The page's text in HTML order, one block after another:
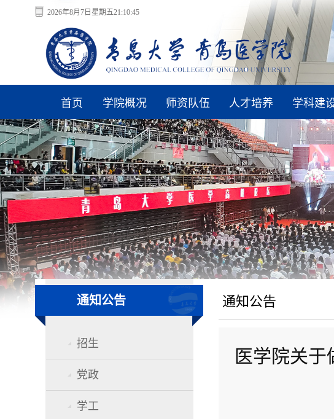
2026年8月7日星期五21:10:45
首页 学院概况 师资队伍 人才培养 学科建
通知公告
招生
党政
学工
通知公告
医学院关